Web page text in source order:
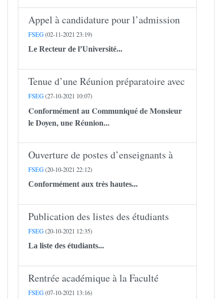
Appel à candidature pour l’admission
FSEG(02-11-2021 23:19)
Le Recteur de l’Université...
Tenue d’une Réunion préparatoire avec
FSEG(27-10-2021 10:07)
Conformément au Communiqué de Monsieur
le Doyen, une Réunion...
Ouverture de postes d’enseignants à
FSEG(20-10-2021 22:12)
Conformément aux très hautes...
Publication des listes des étudiants
FSEG(20-10-2021 12:35)
La liste des étudiants...
Rentrée académique à la Faculté
FSEG(07-10-2021 13:16)